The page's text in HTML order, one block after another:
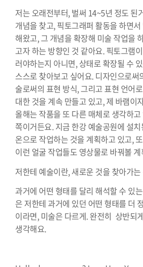
저는 오래전부터, 벌써 14~5년 정도 된
개념을 찾고, 픽토그래퍼 활동을 하면
해왔고, 그 개념을 확장해 미술 작업을
고자 하는 방향인 것 같아요. 픽토그램
러야하는지 아니면, 상태로 확장될 수
스스로 찾아보고 싶어요. 디자인으로써
술로써의 표현 방식, 그리고 표현 언어
대한 것을 계속 만들고 있고, 제 바램이
올해는 작품을 또 다른 매체로 생각하
쪽이거든요. 지금 한강 예술공원에 설
온으로 작업하는 것을 계획하고 있고,
이런 얼굴 작업들도 영상물로 바꿔볼
저한테 예술이란, 새로운 것을 찾아가
과거에 어떤 형태를 달리 해석할 수 있
은 저한테 과거에 있던 어떤 형태를 더
이라면, 미술은 다르게. 완전히 상반되
생각해요.